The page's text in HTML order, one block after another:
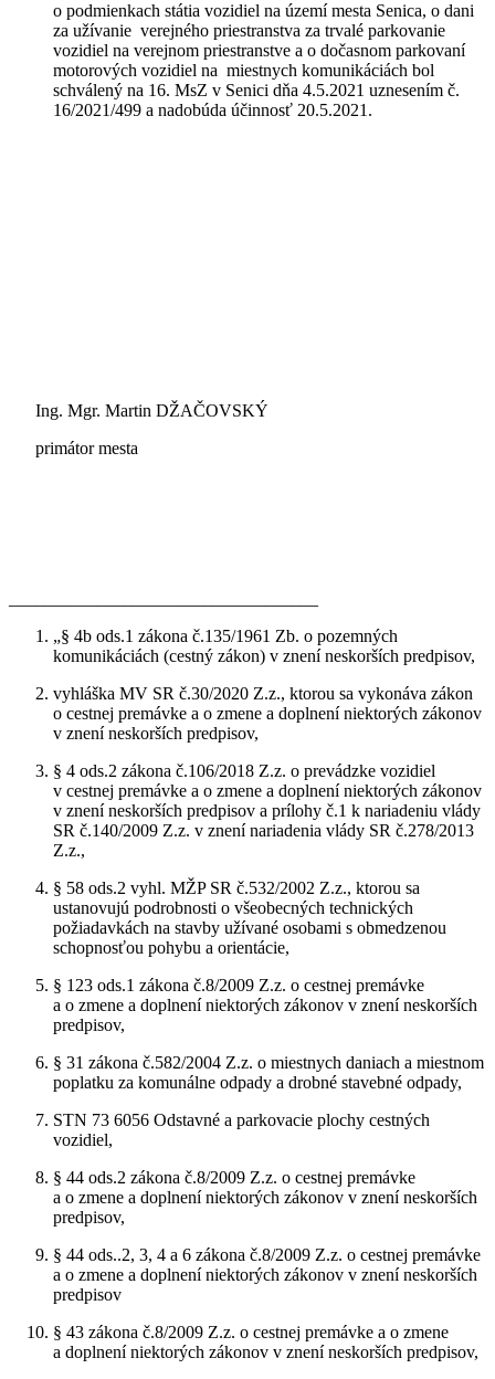
o podmienkach státia vozidiel na území mesta Senica, o dani
za užívanie verejného priestranstva za trvalé parkovanie
vozidiel na verejnom priestranstve a o dočasnom parkovaní
motorových vozidiel na miestnych komunikáciách bol
schválený na 16. MsZ v Senici dňa 4.5.2021 uznesením č.
16/2021/499 a nadobúda účinnosť 20.5.2021.
Ing. Mgr. Martin DŽAČOVSKÝ
primátor mesta
„§ 4b ods.1 zákona č.135/1961 Zb. o pozemných
komunikáciách (cestný zákon) v znení neskorších predpisov,
vyhláška MV SR č.30/2020 Z.z., ktorou sa vykonáva zákon
o cestnej premávke a o zmene a doplnení niektorých zákonov
v znení neskorších predpisov,
§ 4 ods.2 zákona č.106/2018 Z.z. o prevádzke vozidiel
v cestnej premávke a o zmene a doplnení niektorých zákonov
v znení neskorších predpisov a prílohy č.1 k nariadeniu vlády
SR č.140/2009 Z.z. v znení nariadenia vlády SR č.278/2013
Z.z.,
§ 58 ods.2 vyhl. MŽP SR č.532/2002 Z.z., ktorou sa
ustanovujú podrobnosti o všeobecných technických
požiadavkách na stavby užívané osobami s obmedzenou
schopnosťou pohybu a orientácie,
§ 123 ods.1 zákona č.8/2009 Z.z. o cestnej premávke
a o zmene a doplnení niektorých zákonov v znení neskorších
predpisov,
§ 31 zákona č.582/2004 Z.z. o miestnych daniach a miestnom
poplatku za komunálne odpady a drobné stavebné odpady,
STN 73 6056 Odstavné a parkovacie plochy cestných
vozidiel,
§ 44 ods.2 zákona č.8/2009 Z.z. o cestnej premávke
a o zmene a doplnení niektorých zákonov v znení neskorších
predpisov,
§ 44 ods..2, 3, 4 a 6 zákona č.8/2009 Z.z. o cestnej premávke
a o zmene a doplnení niektorých zákonov v znení neskorších
predpisov
§ 43 zákona č.8/2009 Z.z. o cestnej premávke a o zmene
a doplnení niektorých zákonov v znení neskorších predpisov,